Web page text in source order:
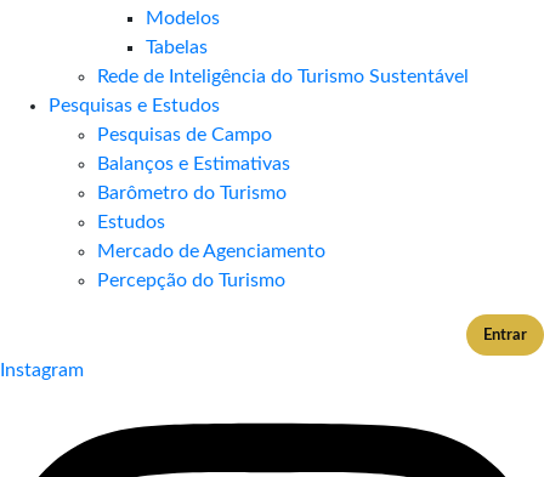
Modelos
Tabelas
Rede de Inteligência do Turismo Sustentável
Pesquisas e Estudos
Pesquisas de Campo
Balanços e Estimativas
Barômetro do Turismo
Estudos
Mercado de Agenciamento
Percepção do Turismo
Entrar
Instagram